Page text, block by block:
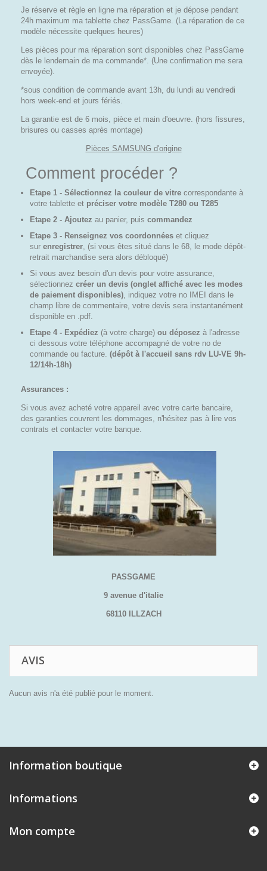
Je réserve et règle en ligne ma réparation et je dépose pendant
24h maximum ma tablette chez PassGame. (La réparation de ce
modèle nécessite quelques heures)
Les pièces pour ma réparation sont disponibles chez PassGame
dès le lendemain de ma commande*. (Une confirmation me sera
envoyée).
*sous condition de commande avant 13h, du lundi au vendredi
hors week-end et jours fériés.
La garantie est de 6 mois, pièce et main d'oeuvre. (hors fissures,
brisures ou casses après montage)
Pièces SAMSUNG d'origine
Comment procéder ?
Etape 1 - Sélectionnez la couleur de vitre correspondante à
votre tablette et préciser votre modèle T280 ou T285
Etape 2 - Ajoutez au panier, puis commandez
Etape 3 - Renseignez vos coordonnées et cliquez
sur enregistrer , (si vous êtes situé dans le 68, le mode dépôt-
retrait marchandise sera alors débloqué)
Si vous avez besoin d'un devis pour votre assurance,
sélectionnez créer un devis (onglet affiché avec les modes
de paiement disponibles) , indiquez votre no IMEI dans le
champ libre de commentaire, votre devis sera instantanément
disponible en .pdf.
Etape 4 - Expédiez (à votre charge) ou déposez à l'adresse
ci dessous votre téléphone accompagné de votre no de
commande ou facture. (dépôt à l'accueil sans rdv LU-VE 9h-
12/14h-18h)
Assurances :
Si vous avez acheté votre appareil avec votre carte bancaire,
des garanties couvrent les dommages, n'hésitez pas à lire vos
contrats et contacter votre banque.
PASSGAME
9 avenue d'italie
68110 ILLZACH
AVIS
Aucun avis n'a été publié pour le moment.
Information boutique
Informations
Mon compte